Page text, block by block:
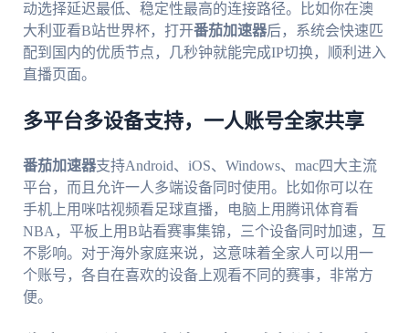
动选择延迟最低、稳定性最高的连接路径。比如你在澳
大利亚看B站世界杯，打开番茄加速器后，系统会快速匹
配到国内的优质节点，几秒钟就能完成IP切换，顺利进入
直播页面。
多平台多设备支持，一人账号全家共享
番茄加速器支持Android、iOS、Windows、mac四大主流
平台，而且允许一人多端设备同时使用。比如你可以在
手机上用咪咕视频看足球直播，电脑上用腾讯体育看
NBA，平板上用B站看赛事集锦，三个设备同时加速，互
不影响。对于海外家庭来说，这意味着全家人可以用一
个账号，各自在喜欢的设备上观看不同的赛事，非常方
便。